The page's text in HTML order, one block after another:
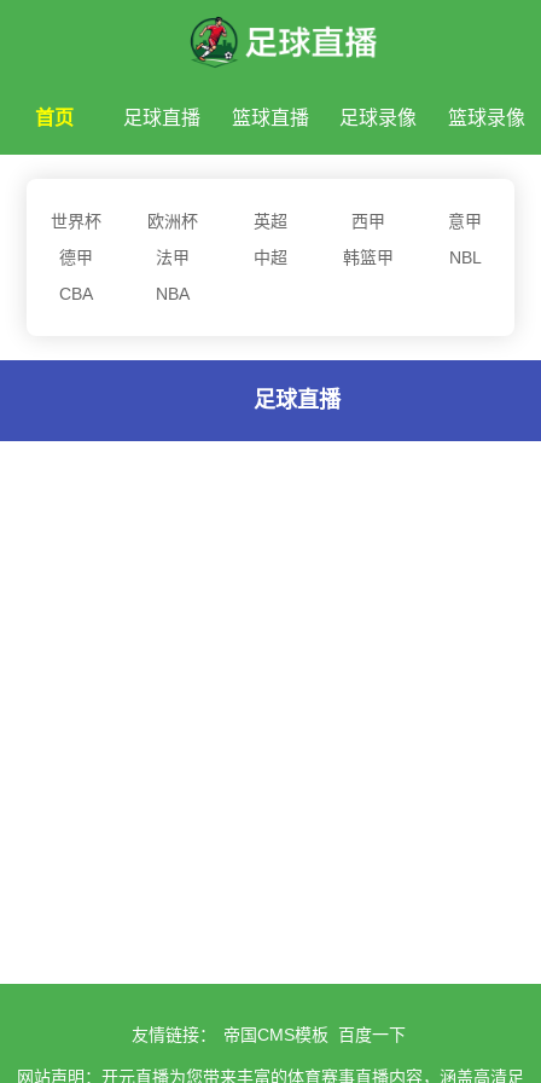
首页 足球直播 篮球直播 足球录像 篮球录像
世界杯 欧洲杯 英超 西甲
意甲
德甲
法甲 中超 韩篮甲
NBL
CBA
NBA
足球直播
友情链接： 帝国CMS模板 百度一下
网站声明：开元直播为您带来丰富的体育赛事直播内容，涵盖高清足